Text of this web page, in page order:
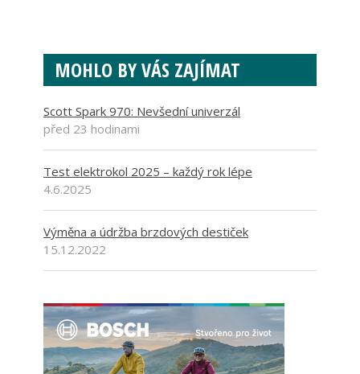
MOHLO BY VÁS ZAJÍMAT
Scott Spark 970: Nevšední univerzál
před 23 hodinami
Test elektrokol 2025 – každý rok lépe
4.6.2025
Výměna a údržba brzdových destiček
15.12.2022